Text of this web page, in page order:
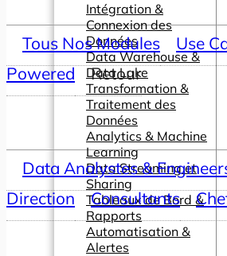
Intégration &
Connexion des
Données
Data Warehouse &
Data Lake
Transformation &
Traitement des
Données
Analytics & Machine
Learning
Data Streaming et
Sharing
Tableaux de Bord &
Rapports
Automatisation &
Alertes
Tous Nos Modules Use
Powered
Retour
Data Analystes &
Direction
Consultants